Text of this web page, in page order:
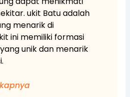
ukit Batu adalah
menarik di
ini memiliki formasi
unik dan menarik